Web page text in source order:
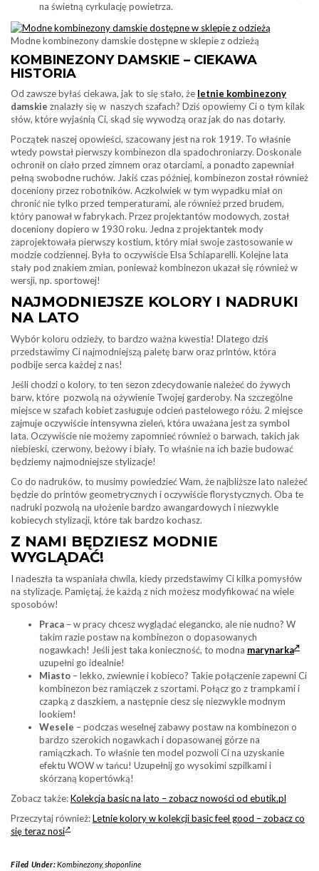
na świetną cyrkulację powietrza.
Modne kombinezony damskie dostępne w sklepie z odzieżą
KOMBINEZONY DAMSKIE – CIEKAWA
HISTORIA
Od zawsze byłaś ciekawa, jak to się stało, że letnie kombinezony
damskie znalazły się w naszych szafach? Dziś opowiemy Ci o tym kilak
słów, które wyjaśnią Ci, skąd się wywodzą oraz jak do nas dotarły.
Początek naszej opowieści, szacowany jest na rok 1919. To właśnie
wtedy powstał pierwszy kombinezon dla spadochroniarzy. Doskonale
ochronił on ciało przed zimnem oraz otarciami, a ponadto zapewniał
pełną swobodne ruchów. Jakiś czas później, kombinezon został również
doceniony przez robotników. Aczkolwiek w tym wypadku miał on
chronić nie tylko przed temperaturami, ale również przed brudem,
który panował w fabrykach. Przez projektantów modowych, został
doceniony dopiero w 1930 roku. Jedna z projektantek mody
zaprojektowała pierwszy kostium, który miał swoje zastosowanie w
modzie codziennej. Była to oczywiście Elsa Schiaparelli. Kolejne lata
stały pod znakiem zmian, ponieważ kombinezon ukazał się również w
wersji, np. sportowej!
NAJMODNIEJSZE KOLORY I NADRUKI
NA LATO
Wybór koloru odzieży, to bardzo ważna kwestia! Dlatego dziś
przedstawimy Ci najmodniejszą paletę barw oraz printów, która
podbije serca każdej z nas!
Jeśli chodzi o kolory, to ten sezon zdecydowanie należeć do żywych
barw, które pozwolą na ożywienie Twojej garderoby. Na szczególne
miejsce w szafach kobiet zasługuje odcień pastelowego różu. 2 miejsce
zajmuje oczywiście intensywna zieleń, która uważana jest za symbol
lata. Oczywiście nie możemy zapomnieć również o barwach, takich jak
niebieski, czerwony, beżowy i biały. To właśnie na ich bazie budować
będziemy najmodniejsze stylizacje!
Co do nadruków, to musimy powiedzieć Wam, że najbliższe lato należeć
będzie do printów geometrycznych i oczywiście florystycznych. Oba te
nadruki pozwolą na ułożenie bardzo awangardowych i niezwykle
kobiecych stylizacji, które tak bardzo kochasz.
Z NAMI BĘDZIESZ MODNIE
WYGLĄDAĆ!
I nadeszła ta wspaniała chwila, kiedy przedstawimy Ci kilka pomysłów
na stylizacje. Pamiętaj, że każdą z nich możesz modyfikować na wiele
sposobów!
Praca – w pracy chcesz wyglądać elegancko, ale nie nudno? W
takim razie postaw na kombinezon o dopasowanych
nogawkach! Jeśli jest taka konieczność, to modna marynarka
uzupełni go idealnie!
Miasto – lekko, zwiewnie i kobieco? Takie połączenie zapewni Ci
kombinezon bez ramiączek z szortami. Połącz go z trampkami i
czapką z daszkiem, a następnie ciesz się niezwykle modnym
lookiem!
Wesele – podczas weselnej zabawy postaw na kombinezon o
bardzo szerokich nogawkach i dopasowanej górze na
ramiączkach. To właśnie ten model pozwoli Ci na uzyskanie
efektu WOW w tańcu! Uzupełnij go wysokimi szpilkami i
skórzaną kopertówką!
Zobacz także:Kolekcja basic na lato – zobacz nowości od ebutik.pl
Przeczytaj również:Letnie kolory w kolekcji basic feel good – zobacz co
się teraz nosi
Filed Under:Kombinezony,shoponline